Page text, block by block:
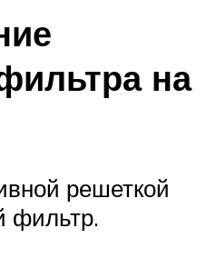
на
решеткой
фильтр.